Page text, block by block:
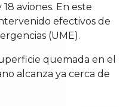
aviones. En este
efectivos de
(UME).
quemada en el
alcanza ya cerca de